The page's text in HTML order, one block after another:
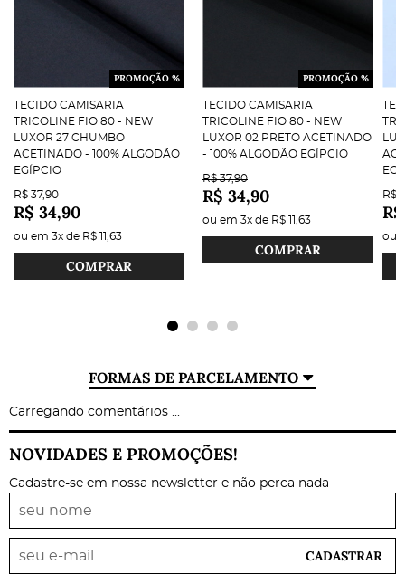
PROMOÇÃO %
TECIDO CAMISARIA
TRICOLINE FIO 80 - NEW
LUXOR 27 CHUMBO
ACETINADO - 100% ALGODÃO
EGÍPCIO
R$ 37,90
R$ 34,90
ou em 3x de R$ 11,63
COMPRAR
PROMOÇÃO %
TECIDO CAMISARIA
TRICOLINE FIO 80 - NEW
LUXOR 02 PRETO ACETINADO
- 100% ALGODÃO EGÍPCIO
R$ 37,90
R$ 34,90
ou em 3x de R$ 11,63
COMPRAR
R$
ou
FORMAS DE PARCELAMENTO
Carregando comentários ...
NOVIDADES E PROMOÇÕES!
Cadastre-se em nossa newsletter e não perca nada
CADASTRAR